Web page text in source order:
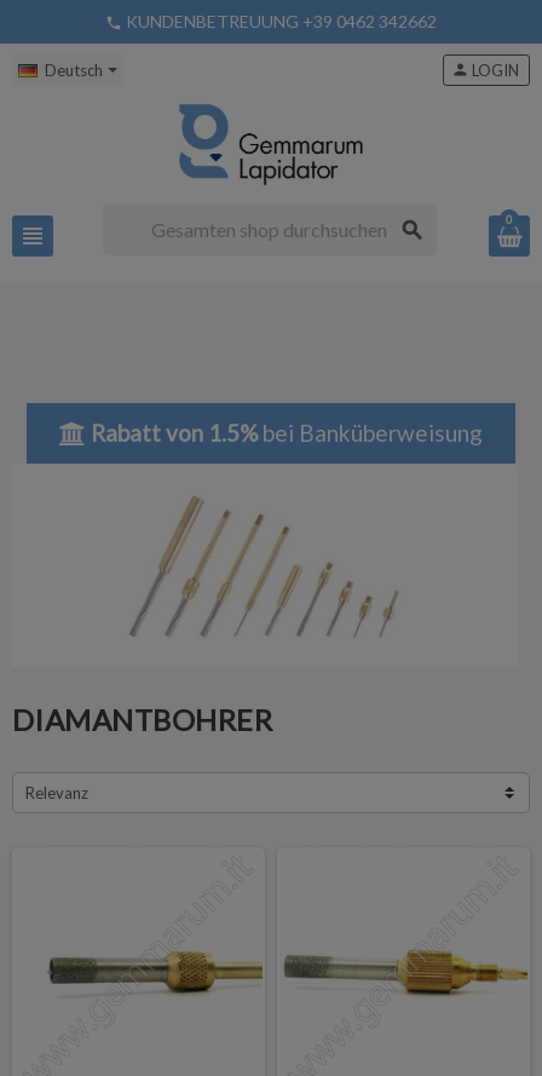
phone KUNDENBETREUUNG +39 0462 342662
Deutsch
view_headline search
person LOGIN
0
Rabatt von 1.5%bei Banküberweisung
DIAMANTBOHRER
Relevanz